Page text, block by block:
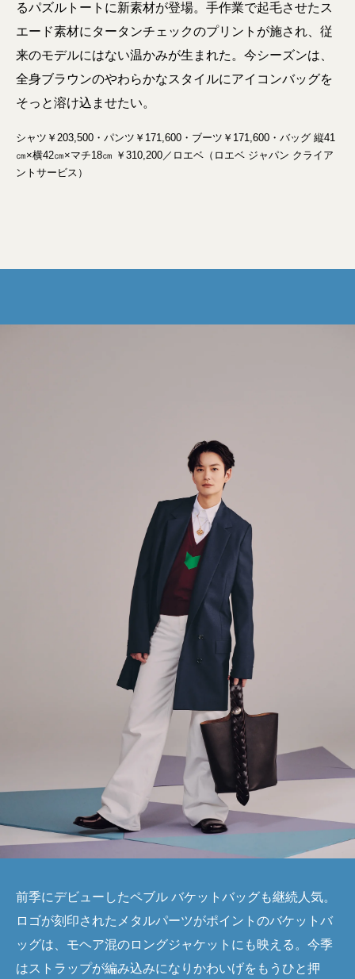
るパズルトートに新素材が登場。手作業で起毛させたス
エード素材にタータンチェックのプリントが施され、従
来のモデルにはない温かみが生まれた。今シーズンは、
全身ブラウンのやわらかなスタイルにアイコンバッグを
そっと溶け込ませたい。
シャツ￥203,500・パンツ￥171,600・ブーツ￥171,600・バッグ 縦41
㎝×横42㎝×マチ18㎝ ￥310,200／ロエベ（ロエベ ジャパン クライア
ントサービス）
前季にデビューしたペブル バケットバッグも継続人気。
ロゴが刻印されたメタルパーツがポイントのバケットバ
ッグは、モヘア混のロングジャケットにも映える。今季
はストラップが編み込みになりかわいげをもうひと押